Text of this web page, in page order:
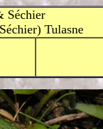
Séchier
Tulasne